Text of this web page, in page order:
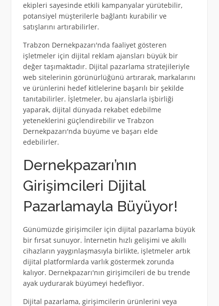
ekipleri sayesinde etkili kampanyalar yürütebilir,
potansiyel müşterilerle bağlantı kurabilir ve
satışlarını artırabilirler.
Trabzon Dernekpazarı'nda faaliyet gösteren
işletmeler için dijital reklam ajansları büyük bir
değer taşımaktadır. Dijital pazarlama stratejileriyle
web sitelerinin görünürlüğünü artırarak, markalarını
ve ürünlerini hedef kitlelerine başarılı bir şekilde
tanıtabilirler. İşletmeler, bu ajanslarla işbirliği
yaparak, dijital dünyada rekabet edebilme
yeteneklerini güçlendirebilir ve Trabzon
Dernekpazarı'nda büyüme ve başarı elde
edebilirler.
Dernekpazarı’nın
Girişimcileri Dijital
Pazarlamayla Büyüyor!
Günümüzde girişimciler için dijital pazarlama büyük
bir fırsat sunuyor. İnternetin hızlı gelişimi ve akıllı
cihazların yaygınlaşmasıyla birlikte, işletmeler artık
dijital platformlarda varlık göstermek zorunda
kalıyor. Dernekpazarı'nın girişimcileri de bu trende
ayak uydurarak büyümeyi hedefliyor.
Dijital pazarlama, girişimcilerin ürünlerini veya